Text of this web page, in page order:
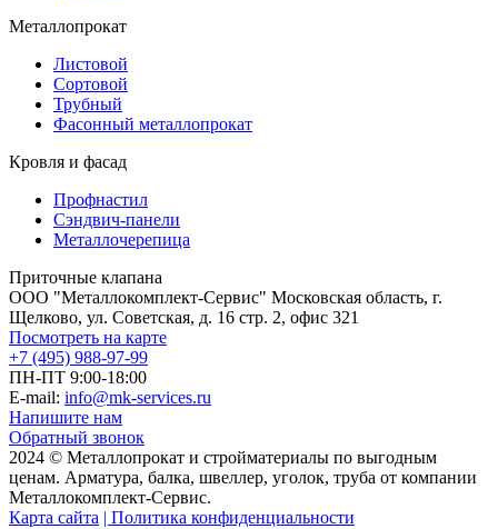
Металлопрокат
Листовой
Сортовой
Трубный
Фасонный металлопрокат
Кровля и фасад
Профнастил
Сэндвич-панели
Металлочерепица
Приточные клапана
ООО "Металлокомплект-Сервис" Московская область, г.
Щелково, ул. Советская, д. 16 стр. 2, офис 321
Посмотреть на карте
+7 (495) 988-97-99
ПН-ПТ 9:00-18:00
E-mail: info@mk-services.ru
Напишите нам
Обратный звонок
2024 © Металлопрокат и стройматериалы по выгодным
ценам. Арматура, балка, швеллер, уголок, труба от компании
Металлокомплект-Сервис.
Карта сайта | Политика конфиденциальности